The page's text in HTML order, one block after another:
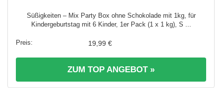
Süßigkeiten – Mix Party Box ohne Schokolade mit 1kg, für
Kindergeburtstag mit 6 Kinder, 1er Pack (1 x 1 kg), S ...
19,99 €
ZUM TOP ANGEBOT »